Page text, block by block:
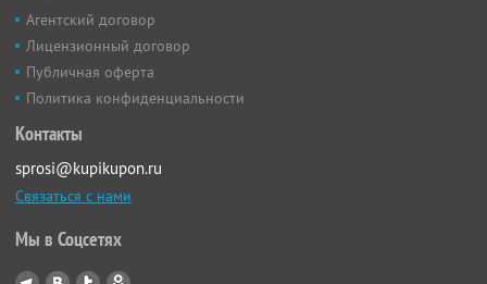
Агентский договор
Лицензионный договор
Публичная оферта
Политика конфиденциальности
Контакты
sprosi@kupikupon.ru
Связаться с нами
Мы в Соцсетях